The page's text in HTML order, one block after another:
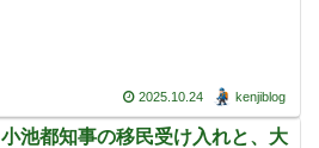
2025.10.24 kenjiblog
小池都知事の移民受け入れと、大